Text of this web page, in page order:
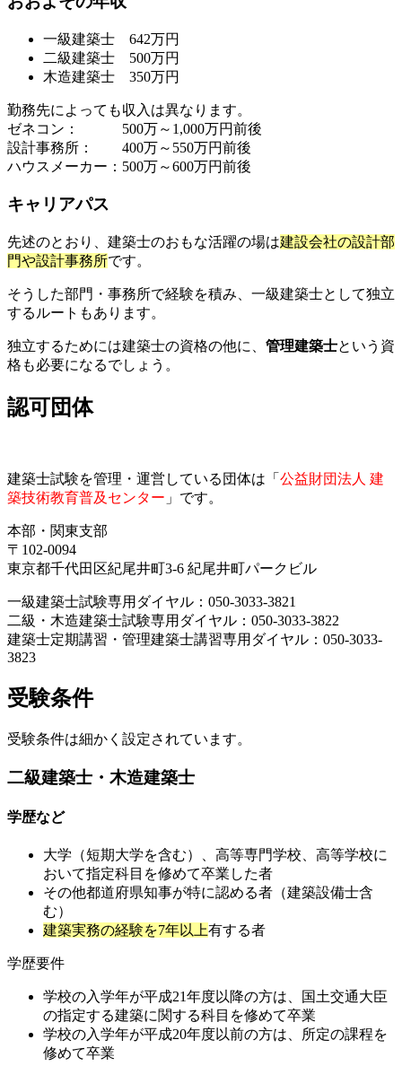
一級建築士 642万円
二級建築士 500万円
木造建築士 350万円
勤務先によっても収入は異なります。
ゼネコン： 500万～1,000万円前後
設計事務所： 400万～550万円前後
ハウスメーカー：500万～600万円前後
キャリアパス
先述のとおり、建築士のおもな活躍の場は建設会社の設計部
門や設計事務所です。
そうした部門・事務所で経験を積み、一級建築士として独立
するルートもあります。
独立するためには建築士の資格の他に、 管理建築士という資
格も必要になるでしょう。
認可団体
建築士試験を管理・運営している団体は「 公益財団法人 建
築技術教育普及センター 」です。
本部・関東支部
〒102-0094
東京都千代田区紀尾井町3-6 紀尾井町パークビル
一級建築士試験専用ダイヤル：050-3033-3821
二級・木造建築士試験専用ダイヤル：050-3033-3822
建築士定期講習・管理建築士講習専用ダイヤル：050-3033-
3823
受験条件
受験条件は細かく設定されています。
二級建築士・木造建築士
学歴など
大学（短期大学を含む）、高等専門学校、高等学校に
おいて指定科目を修めて卒業した者
その他都道府県知事が特に認める者（建築設備士含
む）
建築実務の経験を7年以上有する者
学歴要件
学校の入学年が平成21年度以降の方は、国土交通大臣
の指定する建築に関する科目を修めて卒業
学校の入学年が平成20年度以前の方は、所定の課程を
修めて卒業